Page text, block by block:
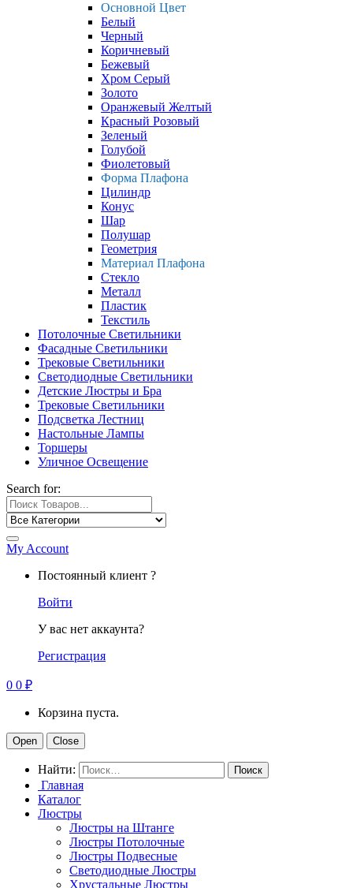
Основной Цвет
Белый
Черный
Коричневый
Бежевый
Хром Серый
Золото
Оранжевый Желтый
Красный Розовый
Зеленый
Голубой
Фиолетовый
Форма Плафона
Цилиндр
Конус
Шар
Полушар
Геометрия
Материал Плафона
Стекло
Металл
Пластик
Текстиль
Потолочные Светильники
Фасадные Светильники
Трековые Светильники
Светодиодные Светильники
Детские Люстры и Бра
Трековые Светильники
Подсветка Лестниц
Настольные Лампы
Торшеры
Уличное Освещение
Search for:
My Account
Постоянный клиент ?
Войти
У вас нет аккаунта?
Регистрация
0 0 ₽
Корзина пуста.
Open Close
Найти:
Главная
Каталог
Люстры
Люстры на Штанге
Люстры Потолочные
Люстры Подвесные
Светодиодные Люстры
Хрустальные Люстры